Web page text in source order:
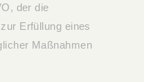
der die
Erfüllung eines
Maßnahmen